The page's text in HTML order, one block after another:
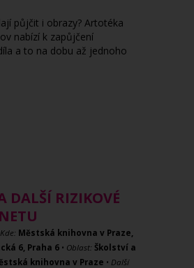
půjčit i obrazy? Artotéka
nabízí k zapůjčení
a to na dobu až jednoho
DALŠÍ RIZIKOVÉ
Kde: Městská knihovna v Praze,
6, Praha 6 • Oblast: Školství a
knihovna v Praze • Další